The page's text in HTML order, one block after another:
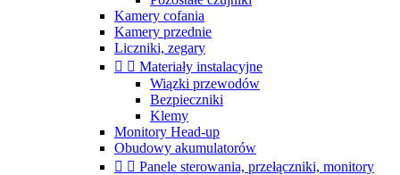
Kamery cofania
Kamery przednie
Liczniki, zegary
  Materiały instalacyjne
Wiązki przewodów
Bezpieczniki
Klemy
Monitory Head-up
Obudowy akumulatorów
  Panele sterowania, przełączniki, monitory